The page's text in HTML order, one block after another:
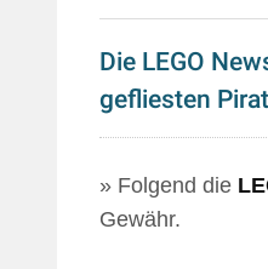
Die LEGO
gefliesten
» Folgend die
Gewähr.